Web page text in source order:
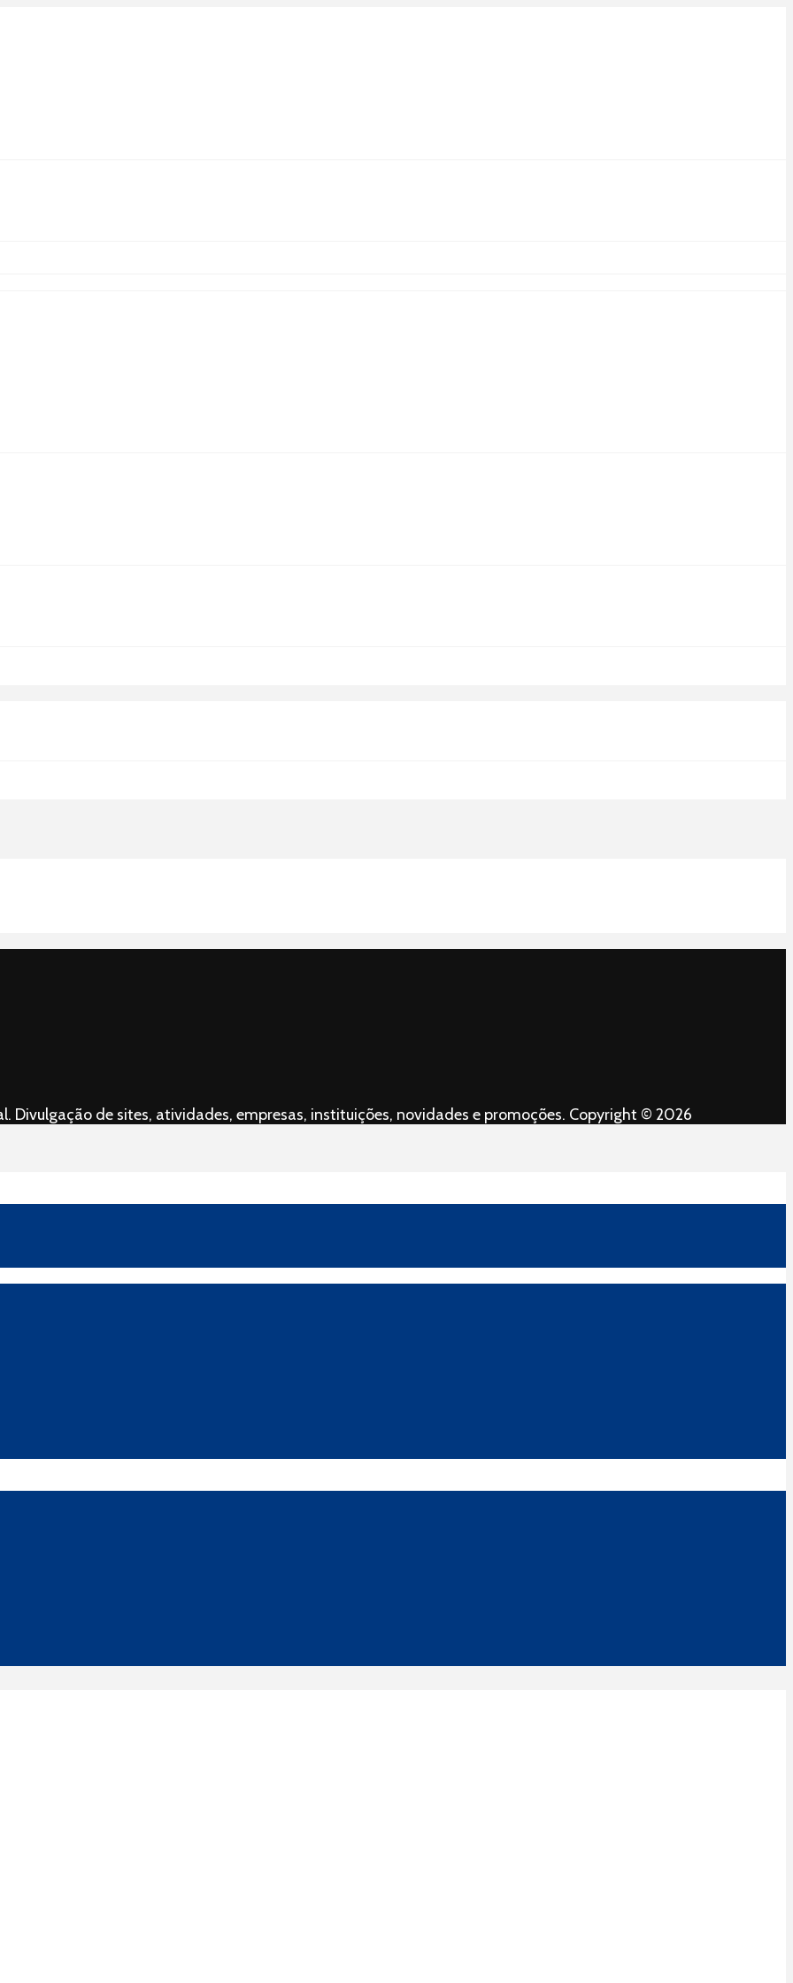
Divulgação de sites, atividades, empresas, instituições, novidades e promoções. Copyright © 2026